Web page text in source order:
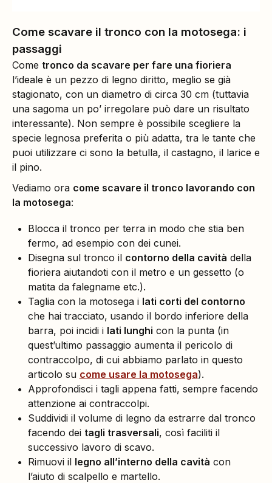
Come scavare il tronco con la motosega: i
passaggi
Come tronco da scavare per fare una fioriera
l’ideale è un pezzo di legno diritto, meglio se già
stagionato, con un diametro di circa 30 cm (tuttavia
una sagoma un po’ irregolare può dare un risultato
interessante). Non sempre è possibile scegliere la
specie legnosa preferita o più adatta, tra le tante che
puoi utilizzare ci sono la betulla, il castagno, il larice e
il pino.
Vediamo ora come scavare il tronco lavorando con
la motosega:
Blocca il tronco per terra in modo che stia ben
fermo, ad esempio con dei cunei.
Disegna sul tronco il contorno della cavità della
fioriera aiutandoti con il metro e un gessetto (o
matita da falegname etc.).
Taglia con la motosega i lati corti del contorno
che hai tracciato, usando il bordo inferiore della
barra, poi incidi i lati lunghi con la punta (in
quest’ultimo passaggio aumenta il pericolo di
contraccolpo, di cui abbiamo parlato in questo
articolo su come usare la motosega).
Approfondisci i tagli appena fatti, sempre facendo
attenzione ai contraccolpi.
Suddividi il volume di legno da estrarre dal tronco
facendo dei tagli trasversali, così faciliti il
successivo lavoro di scavo.
Rimuovi il legno all’interno della cavità con
l’aiuto di scalpello e martello.